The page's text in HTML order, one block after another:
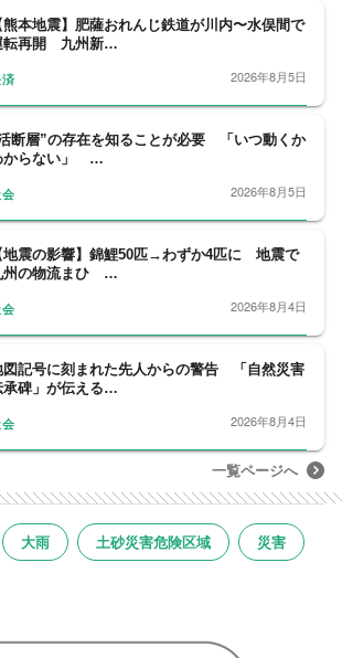
熊本地震】肥薩おれんじ鉄道が川内〜水俣間で
転再開 九州新…
2026年8月5日
断層”の存在を知ることが必要 「いつ動くか
からない」 …
2026年8月5日
地震の影響】錦鯉50匹→わずか4匹に 地震で
州の物流まひ …
2026年8月4日
図記号に刻まれた先人からの警告 「自然災害
承碑」が伝える…
2026年8月4日
一覧ページへ
大雨 土砂災害危険区域 災害